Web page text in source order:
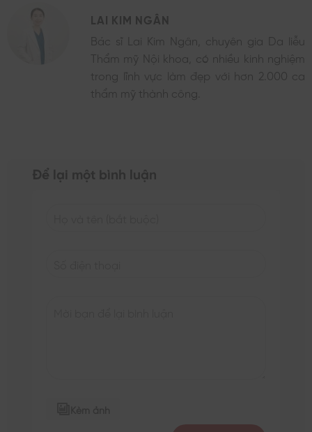
LAI KIM NGÂN
Bác sĩ Lai Kim Ngân, chuyên gia Da liễu
Thẩm mỹ Nội khoa, có nhiều kinh nghiệm
trong lĩnh vực làm đẹp với hơn 2.000 ca
thẩm mỹ thành công.
Để lại một bình luận